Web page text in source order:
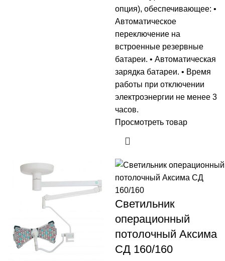
опция), обеспечивающее: •
Автоматическое
переключение на
встроенные резервные
батареи. • Автоматическая
зарядка батареи. • Время
работы при отключении
электроэнергии не менее 3
часов.
Просмотреть товар
Светильник
операционный
потолочный Аксима
СД 160/160